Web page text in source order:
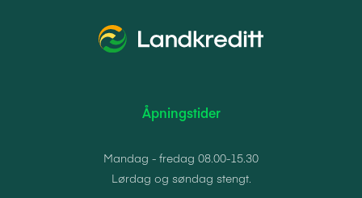
Åpningstider
Mandag - fredag 08.00-15.30
Lørdag og søndag stengt.